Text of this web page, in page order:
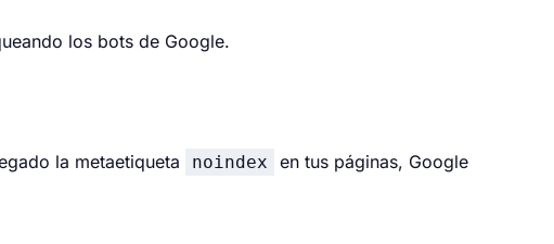
los bots de Google.
la metaetiqueta noindex
en tus páginas, Google